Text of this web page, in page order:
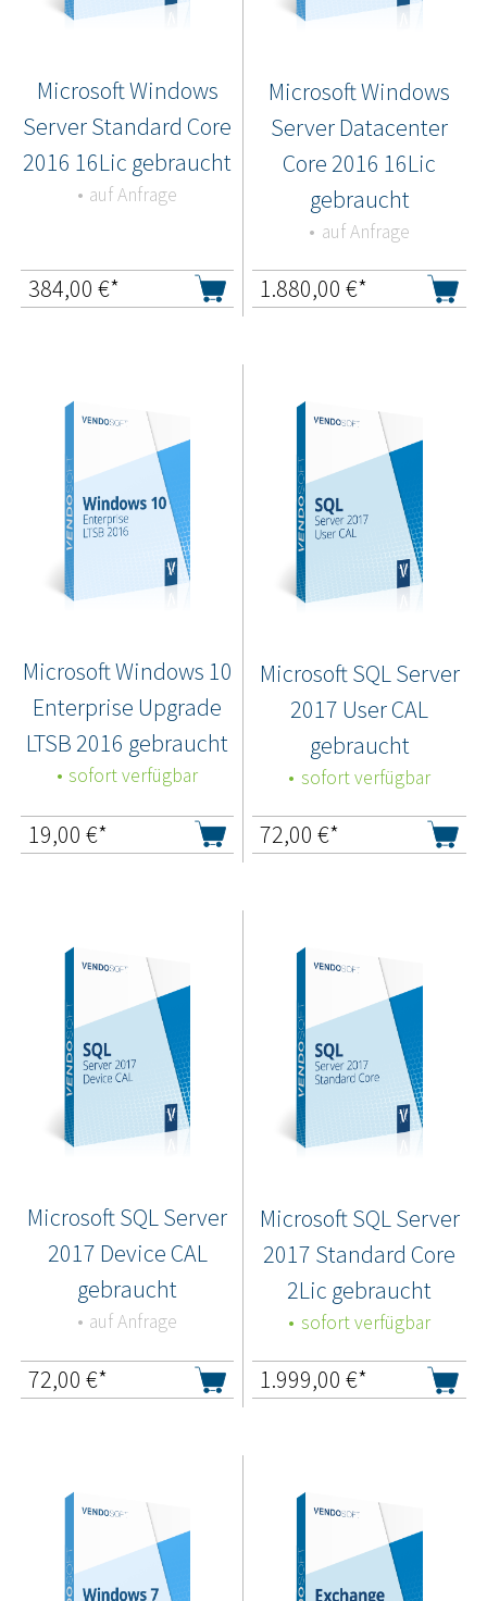
Microsoft Windows
Server Standard Core
2016 16Lic gebraucht
auf Anfrage
384,00 €*
Microsoft Windows
Server Datacenter
Core 2016 16Lic
gebraucht
auf Anfrage
1.880,00 €*
Microsoft Windows 10
Enterprise Upgrade
LTSB 2016 gebraucht
sofort verfügbar
19,00 €*
Microsoft SQL Server
2017 User CAL
gebraucht
sofort verfügbar
72,00 €*
Microsoft SQL Server
2017 Device CAL
gebraucht
auf Anfrage
72,00 €*
Microsoft SQL Server
2017 Standard Core
2Lic gebraucht
sofort verfügbar
1.999,00 €*